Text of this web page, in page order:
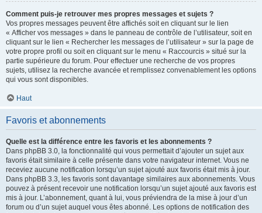
Comment puis-je retrouver mes propres messages et sujets ?
Vos propres messages peuvent être affichés soit en cliquant sur le lien
« Afficher vos messages » dans le panneau de contrôle de l’utilisateur, soit en
cliquant sur le lien « Rechercher les messages de l’utilisateur » sur la page de
votre propre profil ou soit en cliquant sur le menu « Raccourcis » situé sur la
partie supérieure du forum. Pour effectuer une recherche de vos propres
sujets, utilisez la recherche avancée et remplissez convenablement les options
qui vous sont disponibles.
Haut
Favoris et abonnements
Quelle est la différence entre les favoris et les abonnements ?
Dans phpBB 3.0, la fonctionnalité qui vous permettait d’ajouter un sujet aux
favoris était similaire à celle présente dans votre navigateur internet. Vous ne
receviez aucune notification lorsqu’un sujet ajouté aux favoris était mis à jour.
Dans phpBB 3.3, les favoris sont davantage similaires aux abonnements. Vous
pouvez à présent recevoir une notification lorsqu’un sujet ajouté aux favoris est
mis à jour. L’abonnement, quant à lui, vous préviendra de la mise à jour d’un
forum ou d’un sujet auquel vous êtes abonné. Les options de notification des